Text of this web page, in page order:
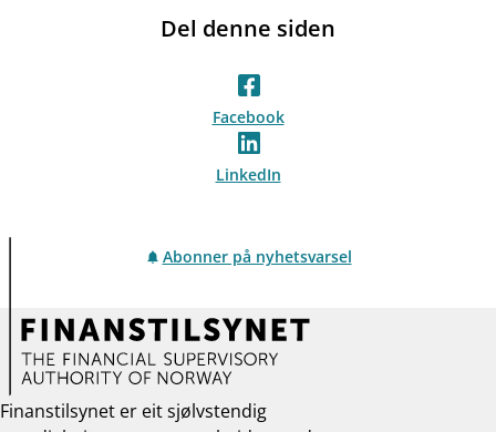
Del denne siden
Facebook
LinkedIn
Abonner på nyhetsvarsel
Finanstilsynet er eit sjølvstendig